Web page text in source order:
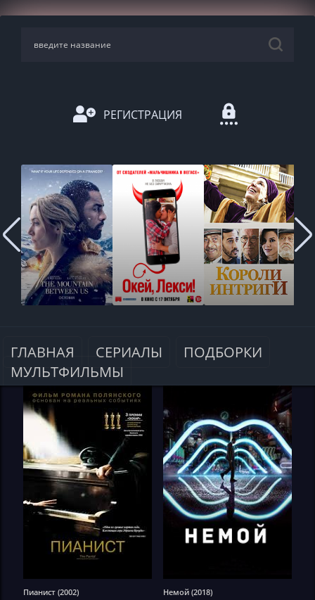
РЕГИСТРАЦИЯ
ГЛАВНАЯ СЕРИАЛЫ
ПОДБОРКИ
МУЛЬТФИЛЬМЫ
Пианист (2002) Немой (2018)